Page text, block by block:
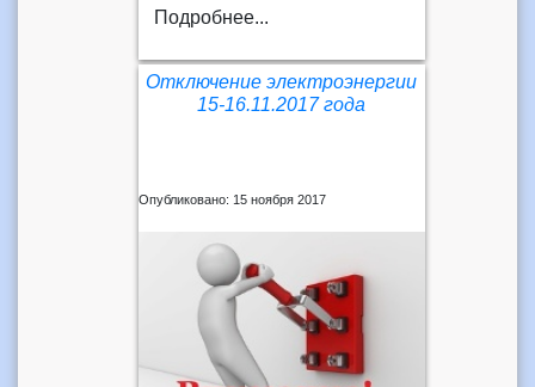
Подробнее...
Отключение электроэнергии
15-16.11.2017 года
Опубликовано: 15 ноября 2017